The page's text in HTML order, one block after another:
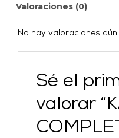
Valoraciones (0)
No hay valoraciones aún.
Sé el
valorar